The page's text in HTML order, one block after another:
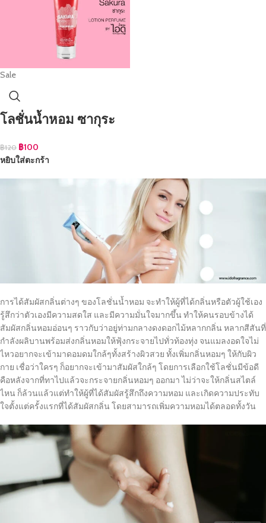
Sale
โลชั่นน้ำหอม ซากุระ
฿120 ฿100
หยิบใส่ตะกร้า
การได้สัมผัสกลิ่นต่างๆ ของโลชั่นน้ำหอม จะทำให้ผู้ที่ได้กลิ่นหรือตัวผู้ใช้เอง
รู้สึกว่าตัวเองมีความสดใส และมีความมั่นใจมากขึ้น ทำให้คนรอบข้างได้
สัมผัสกลิ่นหอมอ่อนๆ ราวกับว่าอยู่ท่ามกลางดงดอกไม้หลากกลิ่น หลากสีสันที่
กำลังผลิบานพร้อมส่งกลิ่นหอมให้ฟุ้งกระจายไปทั่วท้องทุ่ง จนแมลงอดใจไม่
ไหวอยากจะเข้ามาดอมดมใกล้ๆทั้งสร้างผิวสวย ทั้งเพิ่มกลิ่นหอมๆ ให้กับผิว
กาย เชื่อว่าใครๆ ก็อยากจะเข้ามาสัมผัสใกล้ๆ โดยการเลือกใช้โลชั่นมีข้อดี
คือหลังจากที่ทาไปแล้วจะกระจายกลิ่นหอมๆ ออกมา ไม่ว่าจะให้กลิ่นสไตล์
ไหน ก็ล้วนแล้วแต่ทำให้ผู้ที่ได้สัมผัสรู้สึกถึงความหอม และเกิดความประทับ
ใจตั้งแต่ครั้งแรกที่ได้สัมผัสกลิ่น โดยสามารถเพิ่มความหอมได้ตลอดทั้งวัน